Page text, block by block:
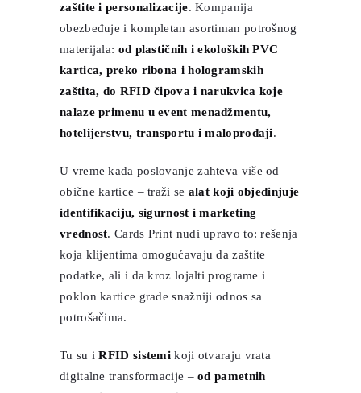
zaštite i personalizacije. Kompanija
obezbeđuje i kompletan asortiman potrošnog
materijala: od plastičnih i ekoloških PVC
kartica, preko ribona i hologramskih
zaštita, do RFID čipova i narukvica koje
nalaze primenu u event menadžmentu,
hotelijerstvu, transportu i maloprodaji.
U vreme kada poslovanje zahteva više od
obične kartice – traži se alat koji objedinjuje
identifikaciju, sigurnost i marketing
vrednost. Cards Print nudi upravo to: rešenja
koja klijentima omogućavaju da zaštite
podatke, ali i da kroz lojalti programe i
poklon kartice grade snažniji odnos sa
potrošačima.
Tu su iRFID sistemi koji otvaraju vrata
digitalne transformacije –od pametnih